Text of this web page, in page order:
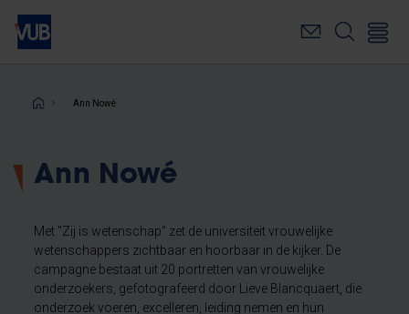
Overslaan
naar
inhoudKruimelpad
Ann Nowé
Ann Nowé
Met "Zij is wetenschap" zet de universiteit vrouwelijke
wetenschappers zichtbaar en hoorbaar in de kijker. De
campagne bestaat uit 20 portretten van vrouwelijke
onderzoekers, gefotografeerd door Lieve Blancquaert, die
onderzoek voeren, excelleren, leiding nemen en hun